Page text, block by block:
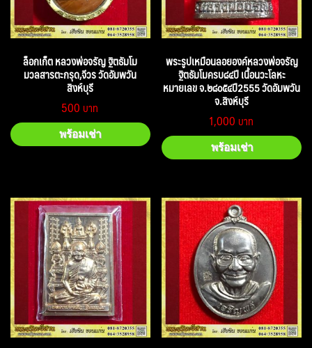
ล็อกเก็ต หลวงพ่อจรัญ ฐิตธัมโม
มวลสารตะกรุด,จีวร วัดอัมพวัน
สิงห์บุรี
500
พร้อมเช่า
พระรูปเหมือนลอยองค์หลวงพ่อจรัญ
ฐิตธัมโมครบ๘๔ปี เนื้อนวะโลหะ
หมายเลข จ.๒๘๐๕๔ปี2555 วัดอัมพวัน
จ.สิงห์บุรี
1,000
พร้อมเช่า